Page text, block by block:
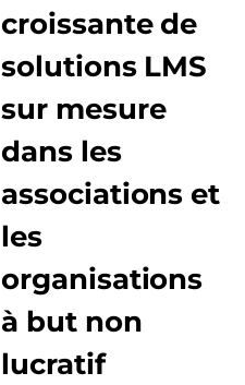
croissante de
solutions LMS
sur mesure
dans les
associations et
les
organisations
à but non
lucratif